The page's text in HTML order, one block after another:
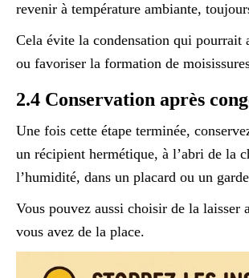
revenir à température ambiante,
Cela évite la condensation qui pourrait
ou favoriser la formation de
2.4 Conservation après
Une fois cette étape terminée,
un récipient hermétique, à l’abri de la
l’humidité, dans un placard ou un
Vous pouvez aussi choisir de la laisser
vous avez de la place.